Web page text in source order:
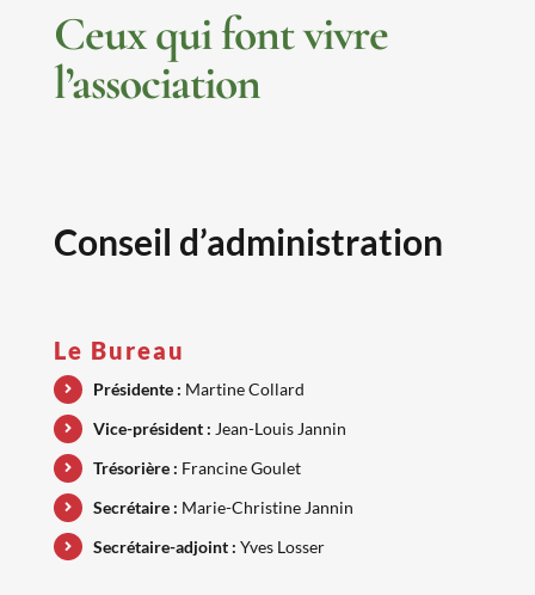
Ceux qui font vivre
l’association
Conseil d’administration
Le Bureau
Présidente : Martine Collard
Vice-président : Jean-Louis Jannin
Trésorière : Francine Goulet
Secrétaire : Marie-Christine Jannin
Secrétaire-adjoint : Yves Losser